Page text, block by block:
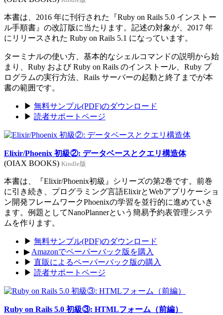
本書は、2016 年に刊行された『Ruby on Rails 5.0 インストー
ル手順書』の改訂版に当たります。記述の対象が、2017 年
にリリースされた Ruby on Rails 5.1 になっています。
ターミナルの使い方、基本的なシェルコマンドの説明から始
まり、Ruby および Ruby on Rails のインストール、Ruby プ
ログラムの実行方法、Rails サーバーの起動と終了までが本
書の範囲です。
▶ 無料サンプル(PDF)のダウンロード
▶ 読者サポートページ
Elixir/Phoenix 初級②: データベースとクエリ構造体
(OIAX BOOKS) Kindle版
本書は、『Elixir/Phoenix初級』シリーズの第2巻です。前巻
に引き続き、プログラミング言語ElixirとWebアプリケーショ
ン開発フレームワークPhoenixの学習を並行的に進めていき
ます。例題としてNanoPlannerという簡易予約表管理システ
ムを作ります。
▶ 無料サンプル(PDF)のダウンロード
▶ Amazonでペーパーバック版を購入
▶ 直販によるペーパーバック版の購入
▶ 読者サポートページ
Ruby on Rails 5.0 初級③: HTMLフォーム（前編）